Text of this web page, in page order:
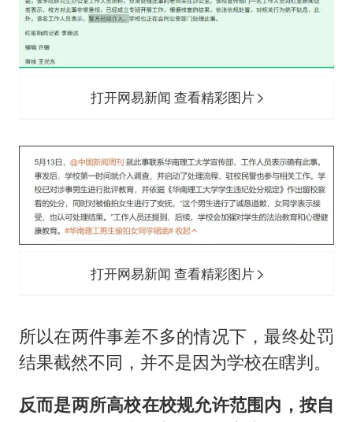
打开网易新闻 查看精彩图片
打开网易新闻 查看精彩图片
所以在两件事差不多的情况下，最终处罚
结果截然不同，并不是因为学校在瞎判。
反而是两所高校在校规允许范围内，按自